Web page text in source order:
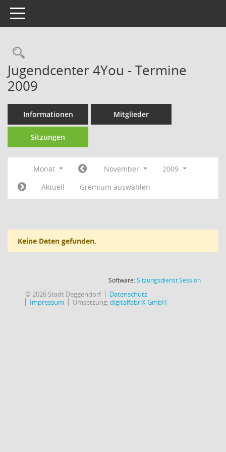
Toggle navigation
Rechercheauswahl
Jugendcenter 4You - Termine
2009
Informationen Mitglieder
Sitzungen
Monat November
2009
Aktuell
Gremium auswählen
Keine Daten gefunden.
Software:SitzungsdienstSession(Wird in
© 2026 Stadt Deggendorf
Datenschutz
Impressum
Umsetzung:digitalfabriX GmbH